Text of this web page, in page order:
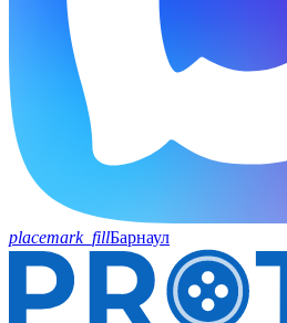
placemark_fillБарнаул